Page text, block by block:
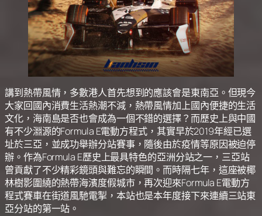
講到熱帶風情，多數港人首先想到的應該會是東南亞。但現今
大家回國內消費生活熱潮不減，熱帶風情加上國內便捷的生活
文化，海南島是否也會成為一個不錯的選擇？而歷史上與中國
有不少淵源的Formula E電動方程式，其實早於2019年經已選
址於三亞，並成功舉辦分站賽事，隨後由於疫情等原因被迫停
辦。作為Formula E歷史上最具特色的亞洲分站之一，三亞站
曾貢獻了不少精彩鏡頭與難忘的瞬間。而時隔七年，這座被椰
林樹影圍繞的熱帶海濱度假城市，再次迎來Formula E電動方
程式賽車在街道風馳電掣，本站也是本年度接下來連續三站東
亞分站的第一站。